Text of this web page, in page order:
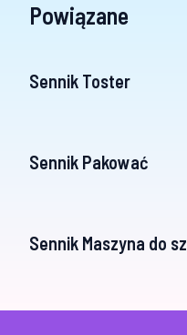
Powiązane
Sennik Toster
Sennik Pakować
Sennik Maszyna do